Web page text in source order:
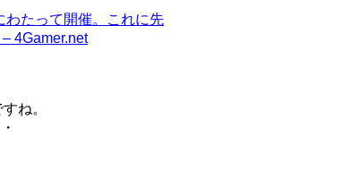
わたって開催。これに先
4Gamer.net
ね。